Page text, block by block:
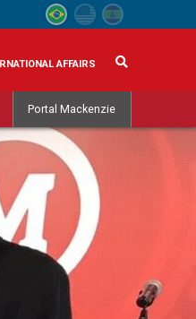
AFFAIRS
Portal Mackenzie